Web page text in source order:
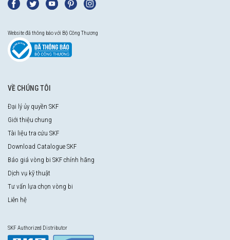
Website đã thông báo với Bộ Công Thương
VỀ CHÚNG TÔI
Đại lý ủy quyền SKF
Giới thiệu chung
Tài liệu tra cứu SKF
Download Catalogue SKF
Báo giá vòng bi SKF chính hãng
Dịch vụ kỹ thuật
Tư vấn lựa chọn vòng bi
Liên hệ
SKF Authorized Distributor